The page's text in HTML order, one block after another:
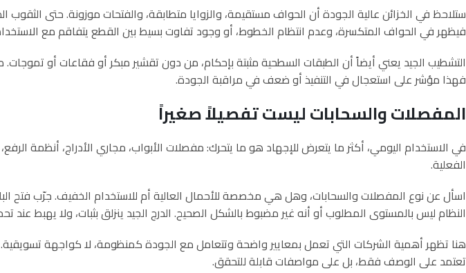
ستلاحظ في الخزائن عالية الجودة أن الحواف مستقيمة، والزوايا متطابقة، والفتحات موزونة. حتى
فيظهر في الحواف المتكسرة، وعدم انتظام الخطوط، أو وجود تفاوت بسيط بين القطع يتفاقم مع
التشطيب الجيد يعني أيضاً أن الطبقات السطحية مثبتة بإحكام، من دون تقشير مبكر أو فقاعات أو
فهذا مؤشر على استعجال في التنفيذ أو ضعف في مراقبة الجودة.
المفصلات والسحابات ليست تفصيلاً صغيراً
في الاستخدام اليومي، أكثر ما يتعرض للإجهاد هو ما يتحرك: مفصلات الأبواب، مجاري الأدراج، أنظمة
الفعلية.
اسأل عن نوع المفصلات والسحابات، وهل هي مخصصة للأحمال العالية أم للاستخدام الخفيف. جرّب فتح
النظام ليس بالمستوى المطلوب أو أنه غير مضبوط بالشكل الصحيح. الدرج الجيد ينزلق بثبات، ولا يهبط عند
هنا تظهر أهمية الشركات التي تعمل بمعايير واضحة وتتعامل مع الجودة كمنظومة، لا كواجهة تسويقية.
تعتمد على الوصف فقط، بل على مواصفات قابلة للتحقق.